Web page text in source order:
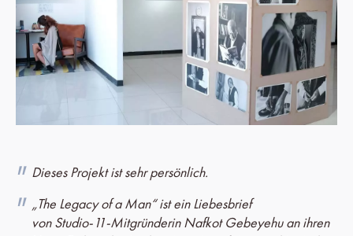
Dieses Projekt ist sehr persönlich.
„The Legacy of a Man“ ist ein Liebesbrief
von Studio‑11‑Mitgründerin Nafkot Gebeyehu an ihren